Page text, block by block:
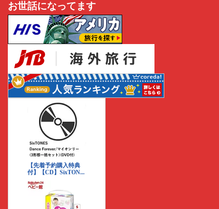
お世話になってます